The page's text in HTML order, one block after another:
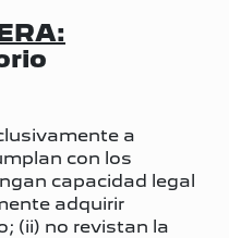
a
con los
capacidad legal
adquirir
(ii) no revistan la